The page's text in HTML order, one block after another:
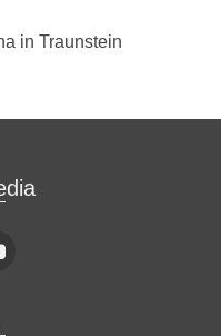
in Traunstein